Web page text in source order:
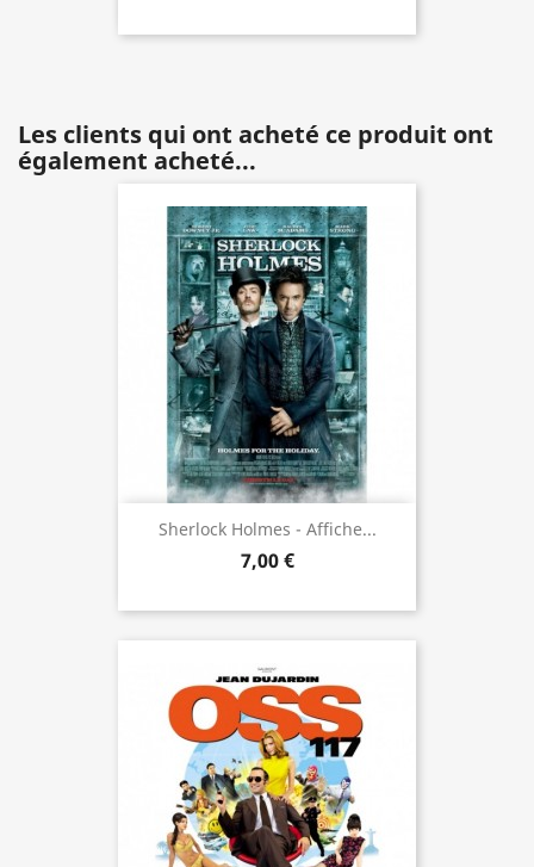
Les clients qui ont acheté ce produit ont
également acheté...
Sherlock Holmes - Affiche...
7,00 €